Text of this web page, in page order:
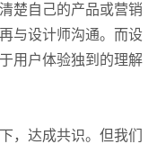
楚自己的产品或营销
与设计师沟通。而设
用户体验独到的理解
，达成共识。但我们